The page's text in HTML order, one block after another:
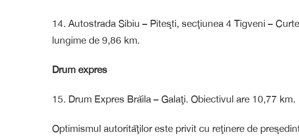
14. Autostrada Sibiu – Piteşti, secţiunea 4 Tigveni –
lungime de 9,86 km.
Drum expres
15. Drum Expres Brăila – Galaţi. Obiectivul are 10,77 km.
Optimismul autorităţilor este privit cu reţinere de